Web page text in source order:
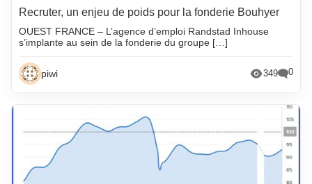
Recruter, un enjeu de poids pour la fonderie Bouhyer
OUEST FRANCE – L’agence d’emploi Randstad Inhouse
s’implante au sein de la fonderie du groupe […]
piwi 349 0